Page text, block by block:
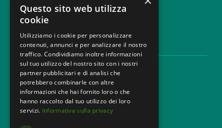
info@mbg.legal
LEGAL AREAS
Areas of expertise
Industries
Law firm
Contacts
Questo sito web utilizza
cookie
Utilizziamo i cookie per personalizzare
contenuti, annunci e per analizzare il nostro
traffico. Condividiamo inoltre informazioni
sul tuo utilizzo del nostro sito con i nostri
partner pubblicitari e di analisi che
potrebbero combinarle con altre
informazioni che hai fornito loro o che
hanno raccolto dal tuo utilizzo dei loro
servizi. Informativa sulla privacy